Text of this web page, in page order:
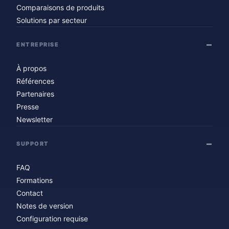
Comparaisons de produits
Solutions par secteur
ENTREPRISE
À propos
Références
Partenaires
Presse
Newsletter
SUPPORT
FAQ
Formations
Contact
Notes de version
Configuration requise